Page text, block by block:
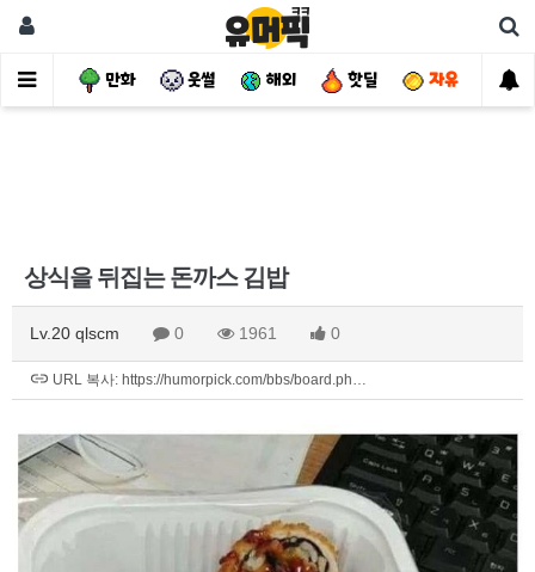
사건 만화 웃썰 해외 핫딜 자유
상식을 뒤집는 돈까스 김밥
Lv.20 qlscm 0 1961 0
URL 복사: https://humorpick.com/bbs/board.ph…